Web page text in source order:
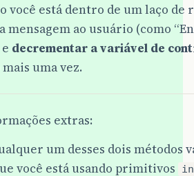
você está dentro de um laço
mensagem ao usuário (como
decrementar a variável de
uma vez.
extras:
um desses dois métodos
você está usando primitivos